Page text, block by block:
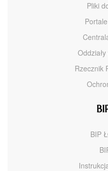
Pliki
Rzecznik
BIP